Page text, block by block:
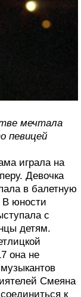
мечтала
певицей
играла на
Девочка
в балетную
В юности
с
детям.
она не
Смеяна
к